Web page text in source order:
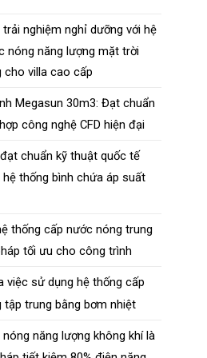
nghiệm nghỉ dưỡng với hệ
nóng năng lượng mặt trời
cho villa cao cấp
Megasun 30m3: Đạt chuẩn
công nghệ CFD hiện đại
chuẩn kỹ thuật quốc tế
hệ thống bình chứa áp suất
thống cấp nước nóng trung
tối ưu cho công trình
việc sử dụng hệ thống cấp
tập trung bằng bơm nhiệt
năng lượng không khí là